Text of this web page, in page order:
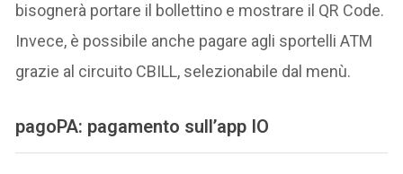
bisognerà portare il bollettino e mostrare il QR Code.
Invece, è possibile anche pagare agli sportelli ATM
grazie al circuito CBILL, selezionabile dal menù.
pagoPA: pagamento sull’app IO